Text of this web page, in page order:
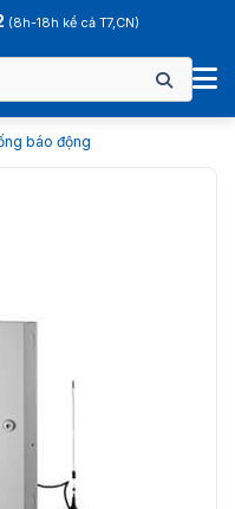
(8h-18h kể cả T7,CN)
báo động